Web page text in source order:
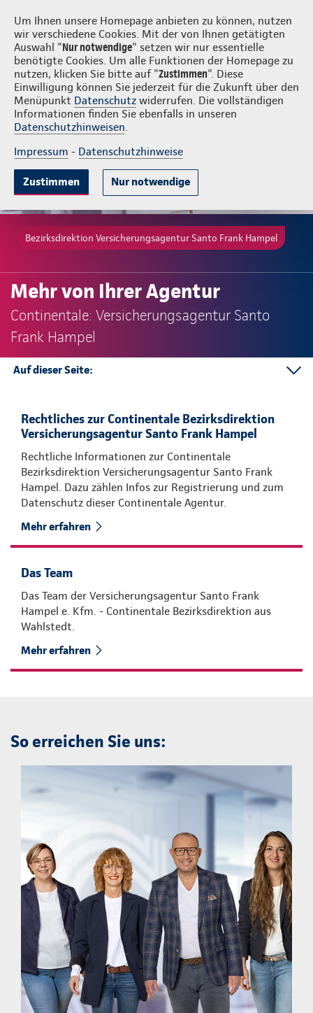
Um Ihnen unsere Homepage anbieten zu können, nutzen
wir verschiedene Cookies. Mit der von Ihnen getätigten
Auswahl "Nur notwendige" setzen wir nur essentielle
benötigte Cookies. Um alle Funktionen der Homepage zu
nutzen, klicken Sie bitte auf "Zustimmen". Diese
Einwilligung können Sie jederzeit für die Zukunft über den
Menüpunkt Datenschutz widerrufen. Die vollständigen
Informationen finden Sie ebenfalls in unseren
Datenschutzhinweisen.
Impressum - Datenschutzhinweise
Zustimmen Nur notwendige
Versicherungsagentur Santo Frank Hampel Login
Bezirksdirektion Versicherungsagentur Santo Frank Hampel
Mehr von Ihrer Agentur
Continentale: Versicherungsagentur Santo
Frank Hampel
Auf dieser Seite:
Kontakt
Rechtliches zur Continentale Bezirksdirektion
Versicherungsagentur Santo Frank Hampel
Rechtliche Informationen zur Continentale
Bezirksdirektion Versicherungsagentur Santo Frank
Hampel. Dazu zählen Infos zur Registrierung und zum
Datenschutz dieser Continentale Agentur.
Mehr erfahren
Das Team
Das Team der Versicherungsagentur Santo Frank
Hampel e. Kfm. - Continentale Bezirksdirektion aus
Wahlstedt.
Mehr erfahren
So erreichen Sie uns: